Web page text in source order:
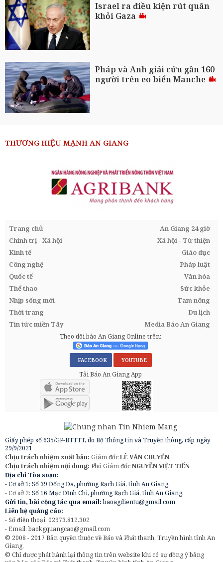
Israel ra điều kiện rút quân
khỏi Gaza
Pháp và Anh giải cứu gần 160
người trên eo biển Manche
THƯƠNG HIỆU MẠNH AN GIANG
Trang chủ
An Giang 24 giờ
Chính trị - Xã hội
Xã hội - Từ thiện
Kinh tế
Giáo dục
Công nghệ
Pháp luật
Quốc tế
Văn hóa
Thể thao
Sức khỏe
Nhịp sống mới
Tam nông
Thời trang
Du lịch
Tin tức miền Tây
Media Báo An Giang
Theo dõi báo An Giang Online trên:
FACEBOOK YOUTUBE
Tải Báo An Giang App
Giấy phép số 635/GP-BTTTT, do Bộ Thông tin và Truyền thông, cấp ngày
29/9/2021
Chịu trách nhiệm xuất bản: Giám đốcLÊ VĂN CHUYỂN
Chịu trách nhiệm nội dung: Phó Giám đốcNGUYỄN VIỆT TIẾN
Địa chỉ Tòa soạn:
- Cơ sở 1: Số 39 Đống Đa, phường Rạch Giá, tỉnh An Giang.
- Cơ sở 2: Số 16 Mạc Đĩnh Chi, phường Rạch Giá, tỉnh An Giang.
Gửi tin, bài cộng tác qua email:baoagdientu@gmail.com
Liên hệ quảng cáo:
- Số điện thoại: 02973.812.302
- Email:baokgquangcao@gmail.com
© 2008 - 2017 Bản quyền thuộc về Báo và Phát thanh, Truyền hình tỉnh An
Giang.
© Chỉ được phát hành lại thông tin trên website khi có sự đồng ý bằng